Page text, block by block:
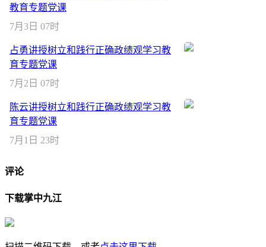
教育专题党课
7月3日 07时
占勇讲授树立和践行正确政绩观学习教
育专题党课
7月2日 07时
陈云讲授树立和践行正确政绩观学习教
育专题党课
7月1日 23时
评论
下载掌中九江